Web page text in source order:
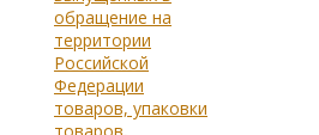
обращение на
территории
Российской
Федерации
товаров, упаковки